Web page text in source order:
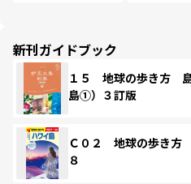
新刊ガイドブック
１５ 地球の歩き方
島①）３訂版
Ｃ０２ 地球の歩き方
８